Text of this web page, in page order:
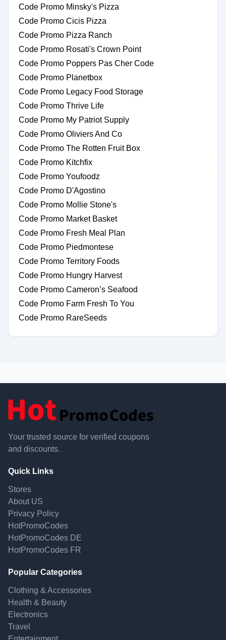
Code Promo Minsky's Pizza
Code Promo Cicis Pizza
Code Promo Pizza Ranch
Code Promo Rosati's Crown Point
Code Promo Poppers Pas Cher Code
Code Promo Planetbox
Code Promo Legacy Food Storage
Code Promo Thrive Life
Code Promo My Patriot Supply
Code Promo Oliviers And Co
Code Promo The Rotten Fruit Box
Code Promo Kitchfix
Code Promo Youfoodz
Code Promo D'Agostino
Code Promo Mollie Stone's
Code Promo Market Basket
Code Promo Fresh Meal Plan
Code Promo Piedmontese
Code Promo Territory Foods
Code Promo Hungry Harvest
Code Promo Cameron’s Seafood
Code Promo Farm Fresh To You
Code Promo RareSeeds
Your trusted source for verified coupons
and discounts.
Quick Links
Stores
About US
Privacy Policy
HotPromoCodes
HotPromoCodes DE
HotPromoCodes FR
Popular Categories
Clothing & Accessories
Health & Beauty
Electronics
Travel